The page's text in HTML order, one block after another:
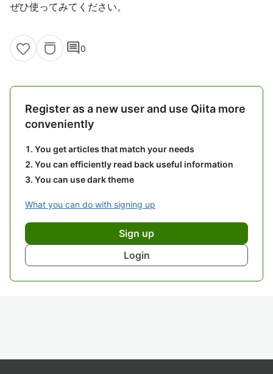
ぜひ使ってみてください。
comment0
Register as a new user and use Qiita more
conveniently
You get articles that match your needs
You can efficiently read back useful information
You can use dark theme
What you can do with signing up
Sign up
Login